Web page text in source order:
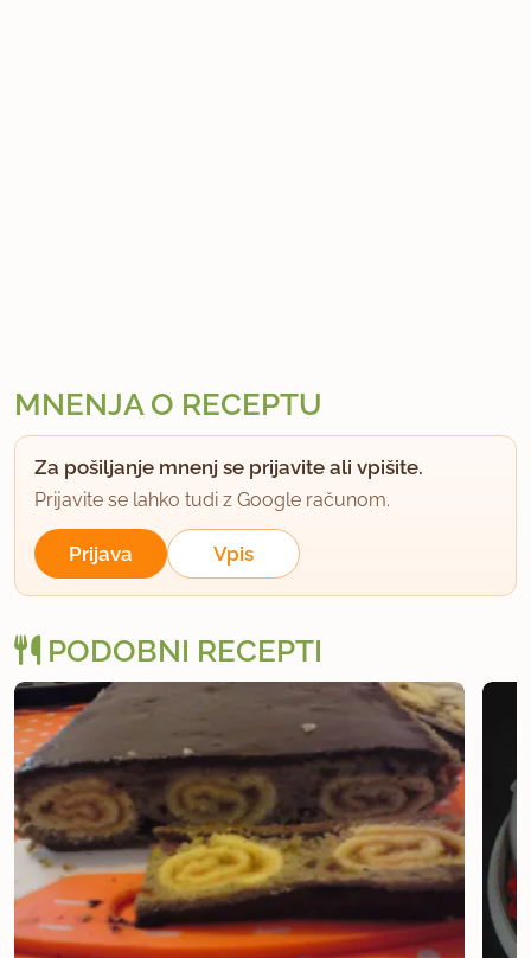
MNENJA O RECEPTU
Za pošiljanje mnenj se prijavite ali vpišite.
Prijavite se lahko tudi z Google računom.
Prijava Vpis
PODOBNI RECEPTI